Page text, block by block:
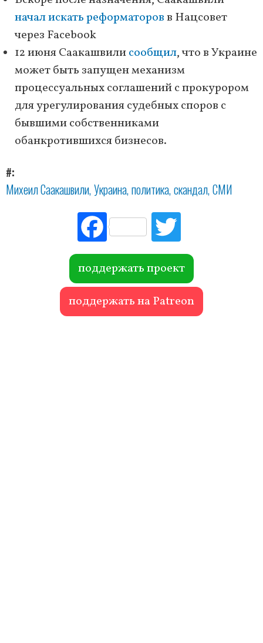
начал искать реформаторовв Нацсовет
через Facebook
12 июня Саакашвилисообщил, что в Украине
может быть запущен механизм
процессуальных соглашений с прокурором
для урегулирования судебных споров с
бывшими собственниками
обанкротившихся бизнесов.
#
Михеил Саакашвили Украина политика скандал СМИ
Fac
ebo
ok r
поддержать проект
поддержать на Patreon